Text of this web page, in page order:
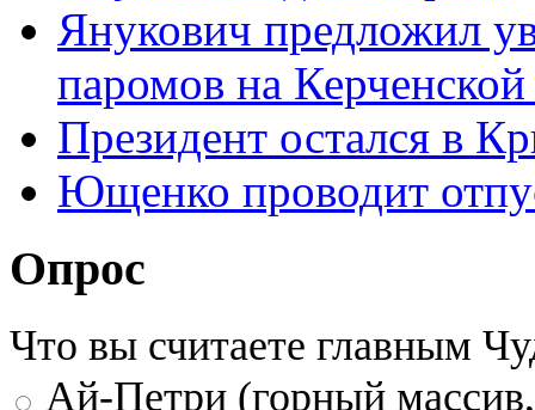
Янукович предложил
паромов на Керченской
Президент остался в
Ющенко проводит
Опрос
Что вы считаете главным
Ай-Петри (горный